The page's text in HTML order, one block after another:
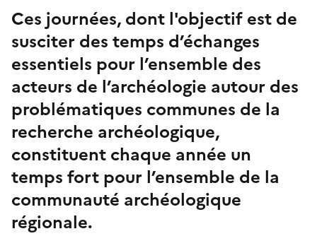
Ces journées, dont l'objectif est de
susciter des temps d’échanges
essentiels pour l’ensemble des
acteurs de l’archéologie autour des
problématiques communes de la
recherche archéologique,
constituent chaque année un
temps fort pour l’ensemble de la
communauté archéologique
régionale.